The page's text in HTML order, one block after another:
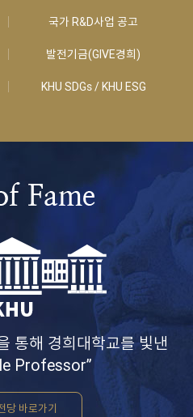
국가 R&D사업 공고
발전기금(GIVE경희)
KHU SDGs / KHU ESG
통해 경희대학교를 빛낸
Professor”
당 바로가기